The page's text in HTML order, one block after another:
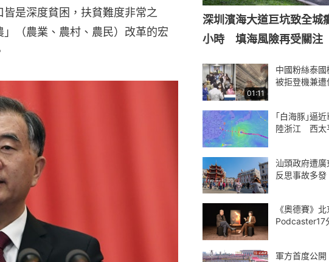
是深度貧困，扶貧難度非常之
（農業、農村、農民）改革的宏
深圳濱海大道巨坑致全
小時 填海風險再受關注
01:11
中國粉絲泰
被拒登機兼遭
｢白海豚｣逼
陸浙江 西太
汕頭政府遭
反思事故多
《奧德賽》
Podcaster17
軍方首度公